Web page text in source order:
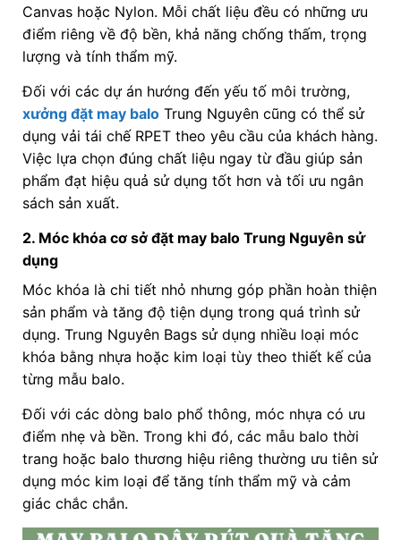
Canvas hoặc Nylon. Mỗi chất liệu đều có những ưu
điểm riêng về độ bền, khả năng chống thấm, trọng
lượng và tính thẩm mỹ.
Đối với các dự án hướng đến yếu tố môi trường,
xưởng đặt may baloTrung Nguyên cũng có thể sử
dụng vải tái chế RPET theo yêu cầu của khách hàng.
Việc lựa chọn đúng chất liệu ngay từ đầu giúp sản
phẩm đạt hiệu quả sử dụng tốt hơn và tối ưu ngân
sách sản xuất.
2. Móc khóa cơ sở đặt may balo Trung Nguyên sử
dụng
Móc khóa là chi tiết nhỏ nhưng góp phần hoàn thiện
sản phẩm và tăng độ tiện dụng trong quá trình sử
dụng. Trung Nguyên Bags sử dụng nhiều loại móc
khóa bằng nhựa hoặc kim loại tùy theo thiết kế của
từng mẫu balo.
Đối với các dòng balo phổ thông, móc nhựa có ưu
điểm nhẹ và bền. Trong khi đó, các mẫu balo thời
trang hoặc balo thương hiệu riêng thường ưu tiên sử
dụng móc kim loại để tăng tính thẩm mỹ và cảm
giác chắc chắn.